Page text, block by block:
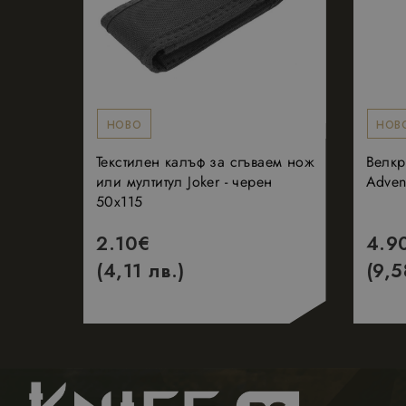
НОВО
Текстилен калъф за сгъваем нож
или мултитул Joker - черен
50х115
2.10€
(4,11 лв.)
_ga
_ga_Q1Q589HZXE